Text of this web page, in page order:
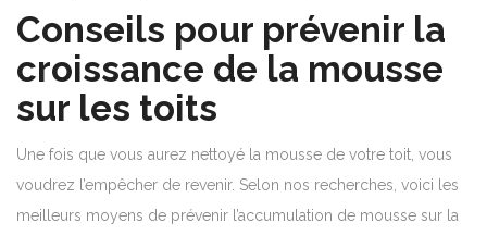
Conseils pour prévenir la
croissance de la mousse
sur les toits
Une fois que vous aurez nettoyé la mousse de votre toit, vous
voudrez l’empêcher de revenir. Selon nos recherches, voici les
meilleurs moyens de prévenir l’accumulation de mousse sur la